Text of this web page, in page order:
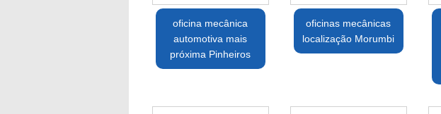
oficina mecânica
automotiva mais
próxima Pinheiros
oficinas mecânicas
localização Morumbi